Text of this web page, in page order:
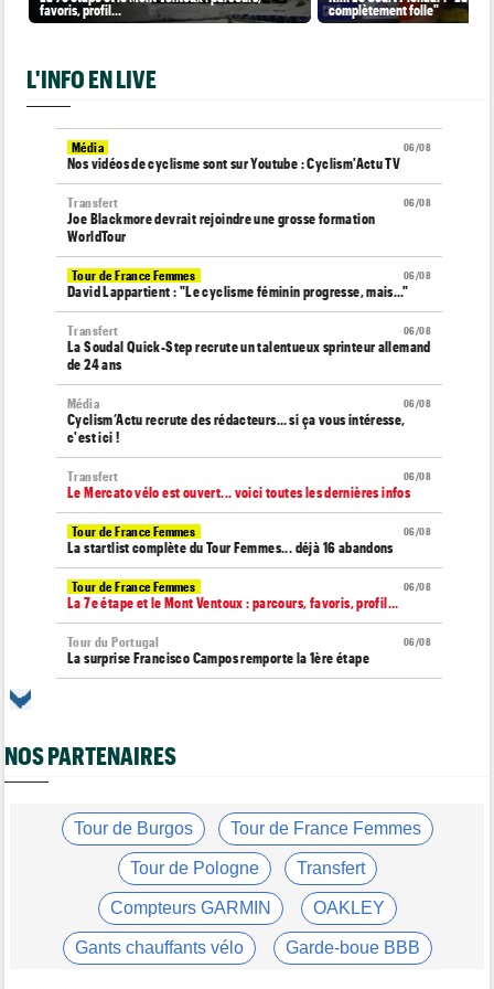
favoris, profil…
complètement folle"
L'INFO EN LIVE
06/08
Média
Nos vidéos de cyclisme sont sur Youtube : Cyclism'Actu TV
06/08
Transfert
Joe Blackmore devrait rejoindre une grosse formation
WorldTour
06/08
Tour de France Femmes
David Lappartient : "Le cyclisme féminin progresse, mais…"
06/08
Transfert
La Soudal Quick-Step recrute un talentueux sprinteur allemand
de 24 ans
06/08
Média
Cyclism’Actu recrute des rédacteurs… si ça vous intéresse,
c'est ici !
06/08
Transfert
Le Mercato vélo est ouvert... voici toutes les dernières infos
06/08
Tour de France Femmes
La startlist complète du Tour Femmes... déjà 16 abandons
06/08
Tour de France Femmes
La 7e étape et le Mont Ventoux : parcours, favoris, profil…
06/08
Tour du Portugal
La surprise Francisco Campos remporte la 1ère étape
Tour de France Femmes
06/08
Tour de France Femmes
Kim Le Court Pienaar : "La course a été complètement folle"
Isaac Del Toro prolonge avec UAE Team Emirates-XRG jusqu'en
06/08
Tour de Burgos
Felix Gall : "J’espère conserver ce maillot de leader"
NOS PARTENAIRES
Tour de Burgos Tour de France Femmes
Tour de Pologne Transfert
Compteurs GARMIN OAKLEY
Gants chauffants vélo Garde-boue BBB